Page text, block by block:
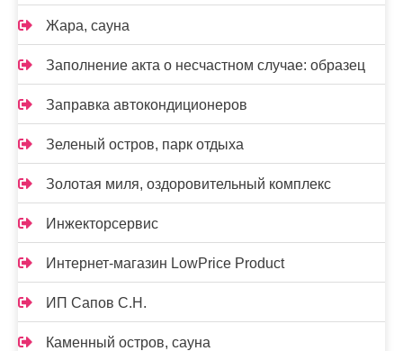
Жара, сауна
Заполнение акта о несчастном случае: образец
Заправка автокондиционеров
Зеленый остров, парк отдыха
Золотая миля, оздоровительный комплекс
Инжекторсервис
Интернет-магазин LowPrice Product
ИП Сапов С.Н.
Каменный остров, сауна